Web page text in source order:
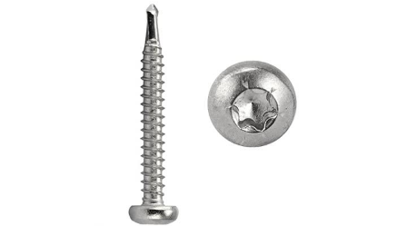
Gartenausstattung und weitere Produkte von
Faston. Wollen Sie sich inspirieren lassen und
stöbern, oder suchen Sie etwas ganz bestimmtes?
Vielleicht finden Sie es in einer unserer
Möbelfachabteilungen, zum Beispiel im Bereich
Baumarktartikel von Faston, unter
Gartenausstattung von Fastonoder in der
Gartenmöbel von Faston. Nutzen
Sie auch die Filter auf dieser Seite, um gezielt
nach Produkten in bestimmten Farben,
Preisbereichen oder nach reduzierten Möbeln zu
suchen. Stöbern Sie in aller Ruhe und lassen Sie
sich inspirieren - wir wünschen Ihnen viel Spaß